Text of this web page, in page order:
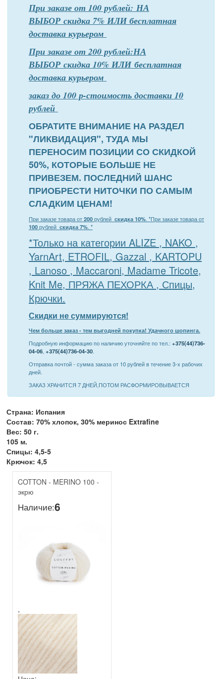
При заказе от 100 рублей: НА
ВЫБОР скидка 7% ИЛИ бесплатная
доставка курьером
При заказе от 200 рублей:НА
ВЫБОР скидка 10% ИЛИ бесплатная
доставка курьером
заказ до 100 р-стоимость доставки 10
рублей
ОБРАТИТЕ ВНИМАНИЕ НА РАЗДЕЛ
"ЛИКВИДАЦИЯ", ТУДА МЫ
ПЕРЕНОСИМ ПОЗИЦИИ СО СКИДКОЙ
50%, КОТОРЫЕ БОЛЬШЕ НЕ
ПРИВЕЗЕМ. ПОСЛЕДНИЙ ШАНС
ПРИОБРЕСТИ НИТОЧКИ ПО САМЫМ
СЛАДКИМ ЦЕНАМ!
При заказе товара от200рублей скидка 10%. *При заказе товара от
100рублей скидка 7%. *
*Только на категории ALIZE , NAKO ,
YarnArt, ETROFIL, Gazzal , KARTOPU
, Lanoso , Maccaroni, Madame Tricote,
Knit Me, ПРЯЖА ПЕХОРКА , Спицы,
Крючки.
Скидки не суммируются!
Чем больше заказ - тем выгодней покупка! Удачного шопинга.
Подробную информацию по наличию уточняйте по тел.: +375(44)736-
04-06, +375(44)736-04-30.
Отправка почтой - сумма заказа от 10 рублей в течение 3-х рабочих
дней.
ЗАКАЗ ХРАНИТСЯ 7 ДНЕЙ,ПОТОМ РАСФОРМИРОВЫВАЕТСЯ
Страна: Испания
Состав: 70% хлопок, 30% меринос Extrafine
Вес: 50 г.
105 м.
Спицы: 4,5-5
Крючок: 4,5
COTTON - MERINO 100 -
экрю
Наличие:6
,